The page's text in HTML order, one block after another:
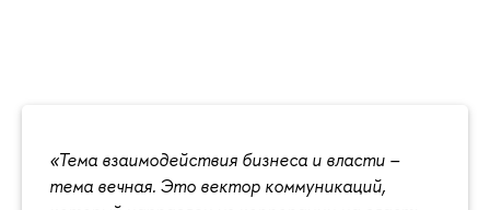
«Тема взаимодействия бизнеса и власти –
тема вечная. Это вектор коммуникаций,